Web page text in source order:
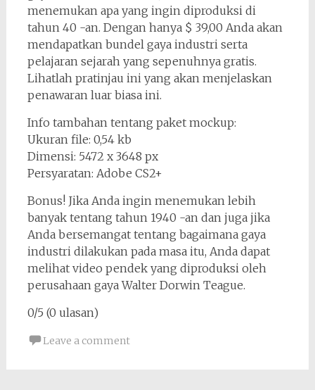
menemukan apa yang ingin diproduksi di
tahun 40 -an. Dengan hanya $ 39,00 Anda akan
mendapatkan bundel gaya industri serta
pelajaran sejarah yang sepenuhnya gratis.
Lihatlah pratinjau ini yang akan menjelaskan
penawaran luar biasa ini.
Info tambahan tentang paket mockup:
Ukuran file: 0,54 kb
Dimensi: 5472 x 3648 px
Persyaratan: Adobe CS2+
Bonus! Jika Anda ingin menemukan lebih
banyak tentang tahun 1940 -an dan juga jika
Anda bersemangat tentang bagaimana gaya
industri dilakukan pada masa itu, Anda dapat
melihat video pendek yang diproduksi oleh
perusahaan gaya Walter Dorwin Teague.
0/5 (0 ulasan)
Leave a comment